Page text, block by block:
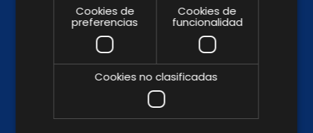
SÍGUENOS
Cookies de
preferencias
Cookies de
funcionalidad
Cookies no clasificadas